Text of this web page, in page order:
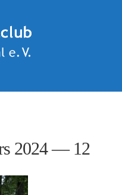
2024 — 12